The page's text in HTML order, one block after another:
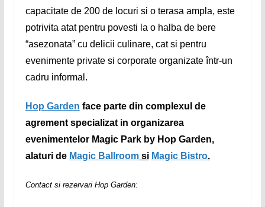
capacitate de 200 de locuri si o terasa ampla, este
potrivita atat pentru povesti la o halba de bere
“asezonata” cu delicii culinare, cat si pentru
evenimente private si corporate organizate într-un
cadru informal.
Hop Garden face parte din complexul de
agrement specializat in organizarea
evenimentelor Magic Park by Hop Garden,
alaturi de Magic Ballroomsi Magic Bistro.
Contact si rezervari Hop Garden: